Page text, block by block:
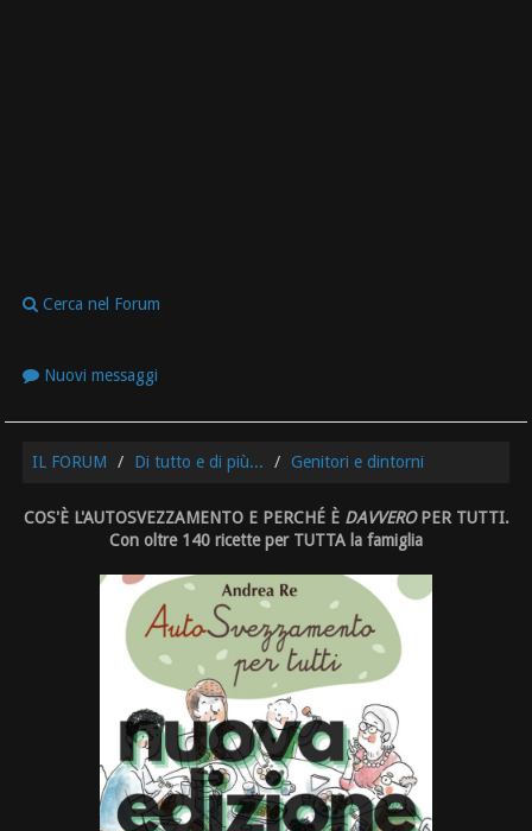
Cerca nel Forum
Nuovi messaggi
IL FORUM Di tutto e di più... Genitori e dintorni
COS'È L'AUTOSVEZZAMENTO E PERCHÉ È DAVVEROPER TUTTI.
Con oltre 140 ricette per TUTTA la famiglia